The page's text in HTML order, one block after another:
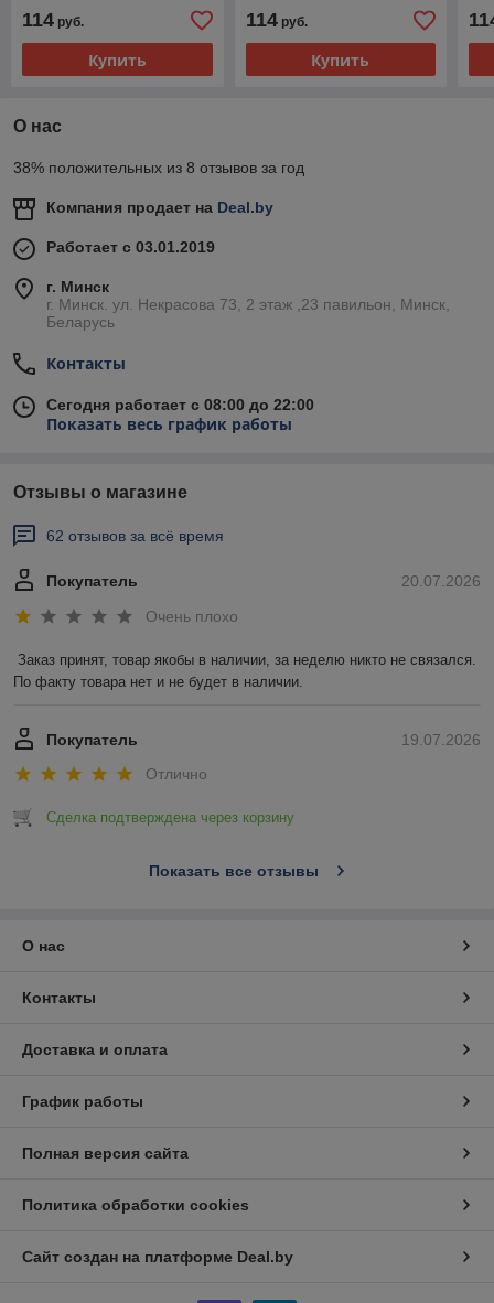
114 руб.
Купить
114руб.
Купить
О нас
38% положительных из 8 отзывов за год
Компания продает на Deal.by
Работает с 03.01.2019
г. Минск
г. Минск. ул. Некрасова 73, 2 этаж ,23 павильон, Минск,
Беларусь
Контакты
Сегодня работает с 08:00 до 22:00
Показать весь график работы
Отзывы о магазине
62 отзывов за всё время
20.07.2026
Покупатель
Очень плохо
Заказ принят, товар якобы в наличии, за неделю никто не связался.
По факту товара нет и не будет в наличии.
19.07.2026
Покупатель
Отлично
Сделка подтверждена через корзину
Показать все отзывы
О нас
Контакты
Доставка и оплата
График работы
Полная версия сайта
Политика обработки cookies
Сайт создан на платформе Deal.by